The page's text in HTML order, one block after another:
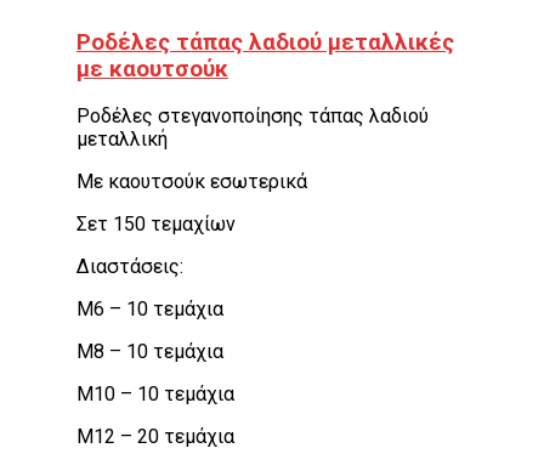
Ροδέλες τάπας λαδιού μεταλλικές
με καουτσούκ
Ροδέλες στεγανοποίησης τάπας λαδιού
μεταλλική
Με καουτσούκ εσωτερικά
Σετ 150 τεμαχίων
Διαστάσεις:
M6 – 10 τεμάχια
M8 – 10 τεμάχια
M10 – 10 τεμάχια
M12 – 20 τεμάχια